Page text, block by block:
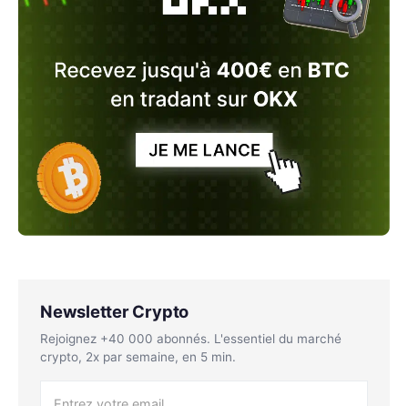
Newsletter Crypto
Rejoignez +40 000 abonnés. L'essentiel du marché
crypto, 2x par semaine, en 5 min.